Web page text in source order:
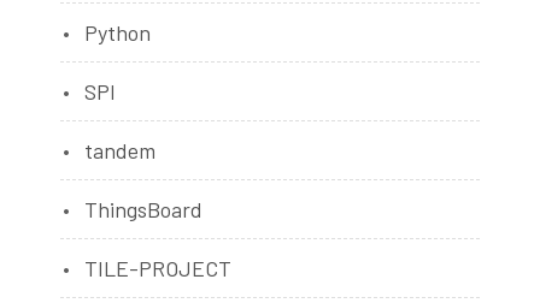
Python
SPI
tandem
ThingsBoard
TILE-PROJECT